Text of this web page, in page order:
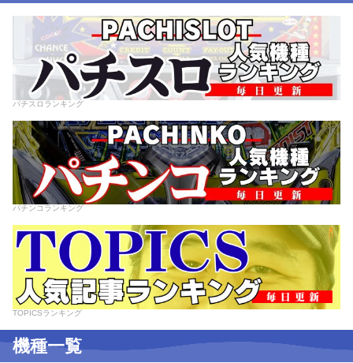
パチスロランキング
パチンコランキング
TOPICSランキング
機種一覧